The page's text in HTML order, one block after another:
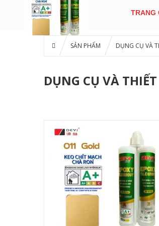
TRANG
SẢN PHẨM DỤNG CỤ VÀ
DỤNG CỤ VÀ